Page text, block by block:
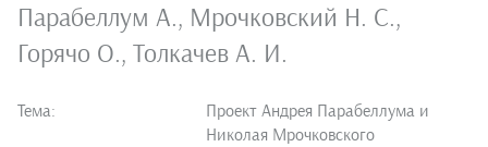
Парабеллум А., Мрочковский Н. С.,
Горячо О., Толкачев А. И.
Тема:
Проект Андрея Парабеллума и
Николая Мрочковского